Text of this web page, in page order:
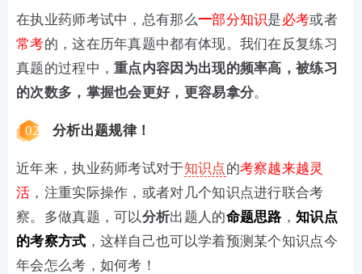
在执业药师考试中，总有那么一部分知识是必考或者
常考的，这在历年真题中都有体现。我们在反复练习
真题的过程中，重点内容因为出现的频率高，被练习
的次数多，掌握也会更好，更容易拿分。
02 分析出题规律！
近年来，执业药师考试对于知识点的考察越来越灵
活 ，注重实际操作，或者对几个知识点进行联合考
察。多做真题，可以分析出题人的命题思路 ，知识点
的考察方式 ，这样自己也可以学着预测某个知识点今
年会怎么考，如何考！